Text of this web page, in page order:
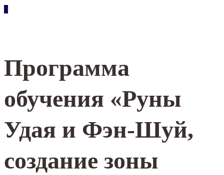
0
Программа
обучения «Руны
Удая и Фэн-Шуй,
создание зоны